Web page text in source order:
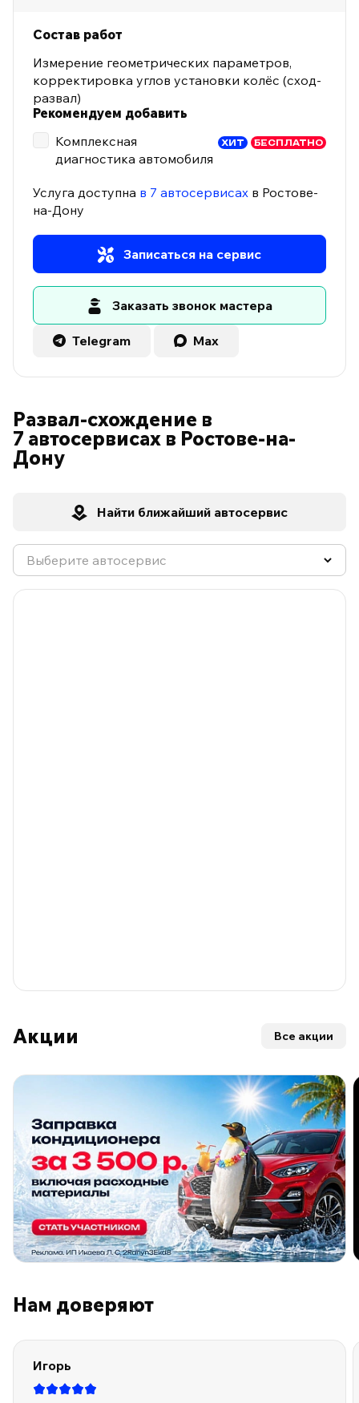
Состав работ
Измерение геометрических параметров,
корректировка углов установки колёс (сход-
развал)
Рекомендуем добавить
ХИТ БЕСПЛАТНО
Комплексная
диагностика автомобиля
Услуга доступна в 7 автосервисах в Ростове-
на-Дону
Записаться на сервис
Заказать звонок мастера
Telegram Max
Развал-схождение в
7 автосервисах в Ростове-на-
Дону
Найти ближайший автосервис
Акции Все акции
Нам доверяют
Игорь